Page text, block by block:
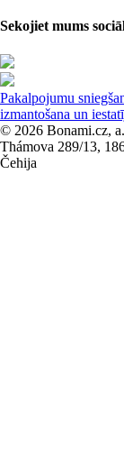
Sekojiet mums
Pakalpojumu
izmantošana un
© 2026 Bonami.cz,
Thámova 289/13,
Čehija